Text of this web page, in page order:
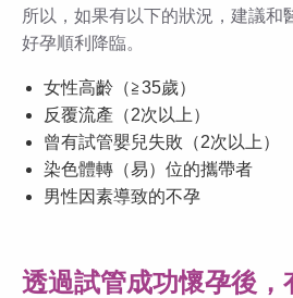
所以，如果有以下的狀況，建議和
好孕順利降臨。
女性高齡（≧35歲）
反覆流產（2次以上）
曾有試管嬰兒失敗（2次以上）
染色體轉（易）位的攜帶者
男性因素導致的不孕
透過試管成功懷孕後，